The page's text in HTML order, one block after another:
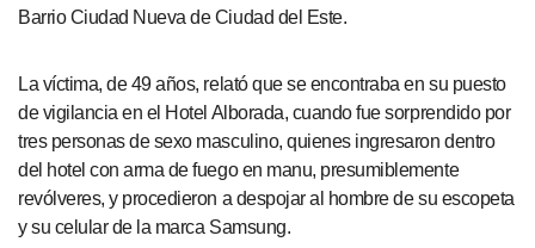
Barrio Ciudad Nueva de Ciudad del Este.
La víctima, de 49 años, relató que se encontraba en su puesto
de vigilancia en el Hotel Alborada, cuando fue sorprendido por
tres personas de sexo masculino, quienes ingresaron dentro
del hotel con arma de fuego en manu, presumiblemente
revólveres, y procedieron a despojar al hombre de su escopeta
y su celular de la marca Samsung.